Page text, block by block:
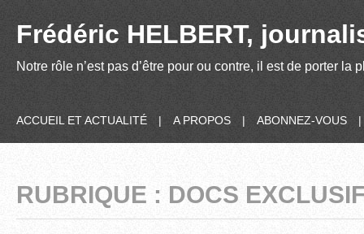
Frédéric HELBERT,
Notre rôle n’est pas d’être pour ou contre, il est de porter
ACCUEIL ET ACTUALITÉ | A PROPOS | ABONNEZ-VOUS |
RUBRIQUE : DOCS